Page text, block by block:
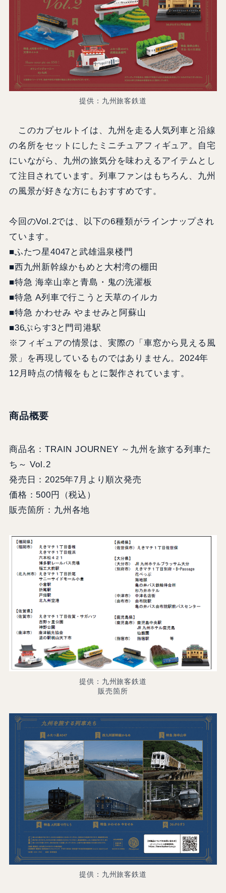
提供：九州旅客鉄道
このカプセルトイは、九州を走る人気列車と沿線
の名所をセットにしたミニチュアフィギュア。自宅
にいながら、九州の旅気分を味わえるアイテムとし
て注目されています。列車ファンはもちろん、九州
の風景が好きな方にもおすすめです。
今回のVol.2では、以下の6種類がラインナップされ
ています。
■ふたつ星4047と武雄温泉楼門
■西九州新幹線かもめと大村湾の棚田
■特急 海幸山幸と青島・鬼の洗濯板
■特急 A列車で行こうと天草のイルカ
■特急 かわせみ やませみと阿蘇山
■36ぷらす3と門司港駅
※フィギュアの情景は、実際の「車窓から見える風
景」を再現しているものではありません。2024年
12月時点の情報をもとに製作されています。
商品概要
商品名：TRAIN JOURNEY ～九州を旅する列車た
ち～ Vol.2
発売日：2025年7月より順次発売
価格：500円（税込）
販売箇所：九州各地
提供：九州旅客鉄道
販売箇所
提供：九州旅客鉄道